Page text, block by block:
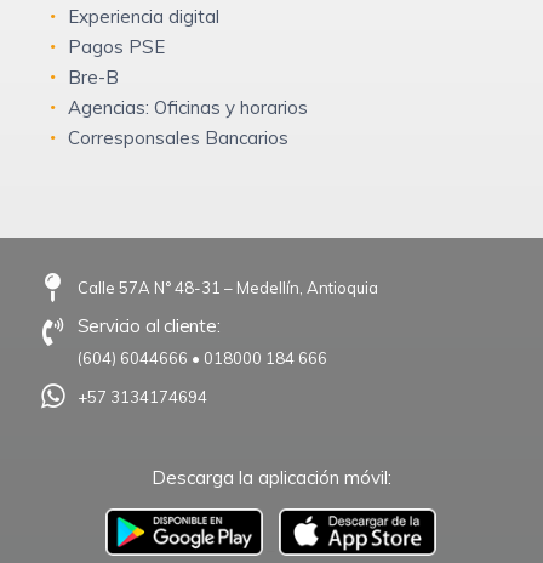
Experiencia digital
Pagos PSE
Bre-B
Agencias: Oficinas y horarios
Corresponsales Bancarios
Calle 57A N° 48-31 – Medellín, Antioquia
Servicio al cliente:
(604) 6044666 • 018000 184 666
+57 3134174694
Descarga la aplicación móvil:
–